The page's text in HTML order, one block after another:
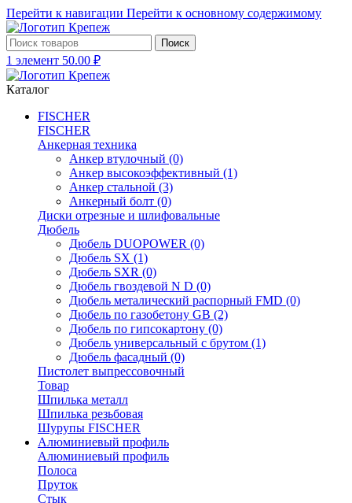
Перейти к навигации Перейти к основному содержимому
Поиск
1 элемент 50.00 ₽
Каталог
FISCHER
FISCHER
Анкерная техника
Анкер втулочный (0)
Анкер высокоэффективный (1)
Анкер стальной (3)
Анкерный болт (0)
Диски отрезные и шлифовальные
Дюбель
Дюбель DUOPOWER (0)
Дюбель SX (1)
Дюбель SXR (0)
Дюбель гвоздевой N D (0)
Дюбель металический распорный FMD (0)
Дюбель по газобетону GB (2)
Дюбель по гипсокартону (0)
Дюбель универсальный с брутом (1)
Дюбель фасадный (0)
Пистолет выпрессовочный
Товар
Шпилька металл
Шпилька резьбовая
Шурупы FISCHER
Алюминиевый профиль
Алюминиевый профиль
Полоса
Пруток
Стык